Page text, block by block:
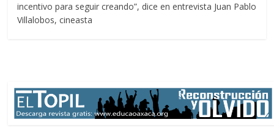
incentivo para seguir creando”, dice en entrevista Juan Pablo
Villalobos, cineasta